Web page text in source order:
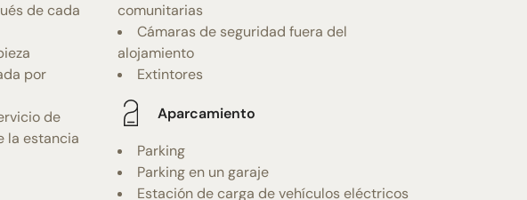
de cada
por
de
la estancia
comunitarias
Cámaras de seguridad fuera del
alojamiento
Extintores
Aparcamiento
Parking
Parking en un garaje
Estación de carga de vehículos eléctricos